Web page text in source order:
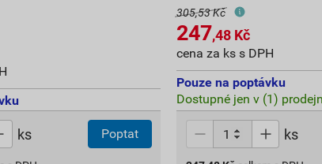
ks Poptat
305,53 Kč
247,48 Kč
cena za ks s DPH
Pouze na poptávku
Dostupné jen v (1)
ks